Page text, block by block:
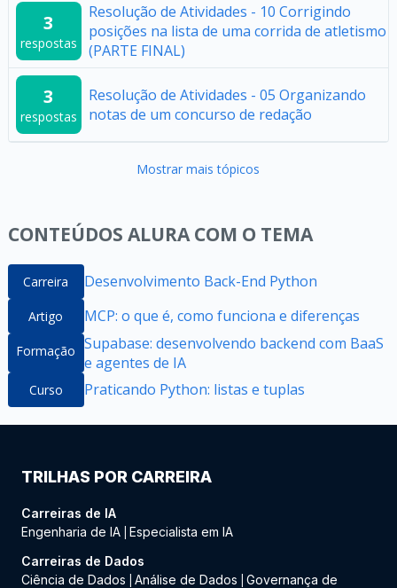
3
respostas
Resolução de Atividades - 10 Corrigindo
posições na lista de uma corrida de atletismo
(PARTE FINAL)
3
respostas
Resolução de Atividades - 05 Organizando
notas de um concurso de redação
Mostrar mais tópicos
CONTEÚDOS ALURA COM O TEMA
Carreira Desenvolvimento Back-End Python
Artigo MCP: o que é, como funciona e diferenças
Formação Supabase: desenvolvendo backend com BaaS
e agentes de IA
Curso Praticando Python: listas e tuplas
TRILHAS POR CARREIRA
Carreiras de IA
Engenharia de IA Especialista em IA
Carreiras de Dados
Ciência de Dados
Análise de Dados
Governança de